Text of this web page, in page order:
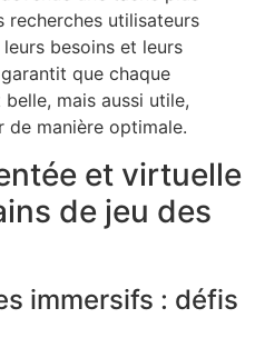
recherches utilisateurs
besoins et leurs
que chaque
mais aussi utile,
de manière optimale.
et virtuelle
de jeu des
immersifs : défis